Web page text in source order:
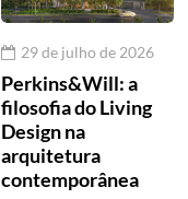
29 de julho de 2026
Perkins&Will: a
filosofia do Living
Design na
arquitetura
contemporânea